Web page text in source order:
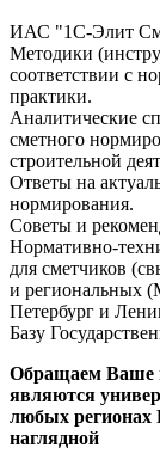
ИАС "1С-Элит
Методики
соответствии с
практики.
Аналитические
сметного
строительной
Ответы на
нормирования.
Советы и
Нормативно-
для сметчиков
и региональных
Петербург и
Базу
Обращаем Ваше
являются
любых
наглядной